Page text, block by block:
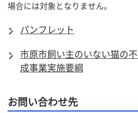
場合には対象となりません。
パンフレット
市原市飼い主のいない猫の
成事業実施要綱
お問い合わせ先